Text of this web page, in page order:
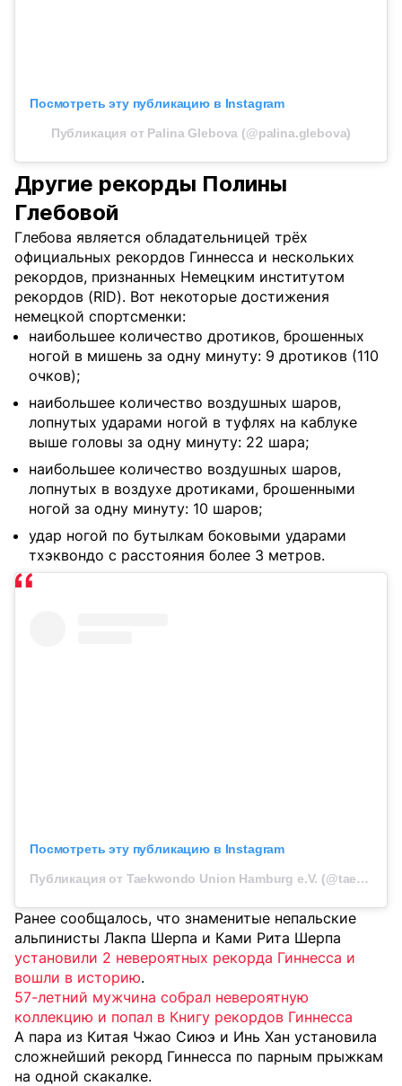
Посмотреть эту публикацию в Instagram
Публикация от Palina Glebova (@palina.glebova)
Другие рекорды Полины
Глебовой
Глебова является обладательницей трёх
официальных рекордов Гиннесса и нескольких
рекордов, признанных Немецким институтом
рекордов (RID). Вот некоторые достижения
немецкой спортсменки:
наибольшее количество дротиков, брошенных
ногой в мишень за одну минуту: 9 дротиков (110
очков);
наибольшее количество воздушных шаров,
лопнутых ударами ногой в туфлях на каблуке
выше головы за одну минуту: 22 шара;
наибольшее количество воздушных шаров,
лопнутых в воздухе дротиками, брошенными
ногой за одну минуту: 10 шаров;
удар ногой по бутылкам боковыми ударами
тхэквондо с расстояния более 3 метров.
Посмотреть эту публикацию в Instagram
Публикация от Taekwondo Union Hamburg e.V. (@taekwondounionhamburg)
Ранее сообщалось, что знаменитые непальские
альпинисты Лакпа Шерпа и Ками Рита Шерпа
установили 2 невероятных рекорда Гиннесса и
вошли в историю.
57-летний мужчина собрал невероятную
коллекцию и попал в Книгу рекордов Гиннесса
А пара из Китая Чжао Сиюэ и Инь Хан установила
сложнейший рекорд Гиннесса по парным прыжкам
на одной скакалке.